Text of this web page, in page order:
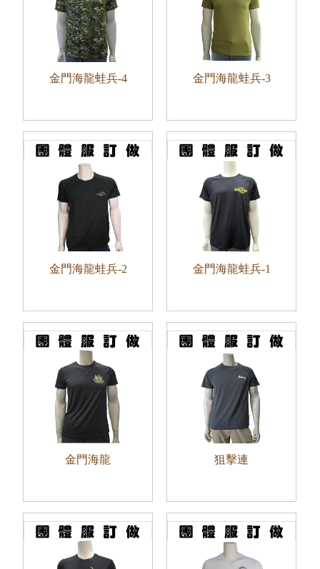
金門海龍蛙兵-4 金門海龍蛙兵-3
金門海龍蛙兵-2 金門海龍蛙兵-1
金門海龍 狙擊連